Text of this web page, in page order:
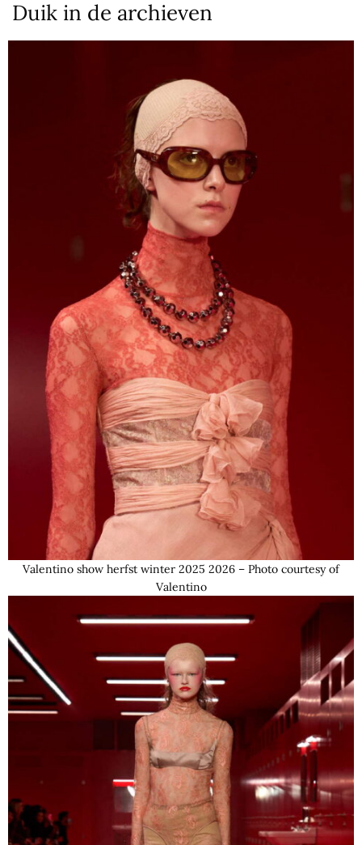
Duik in de archieven
Valentino show herfst winter 2025 2026 – Photo courtesy of
Valentino